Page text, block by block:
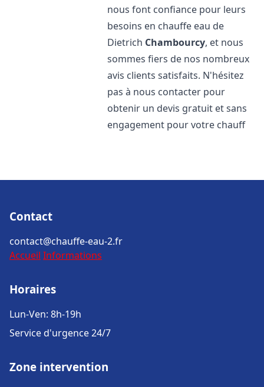
nous font confiance pour leurs
besoins en chauffe eau de
Dietrich Chambourcy, et nous
sommes fiers de nos nombreux
avis clients satisfaits. N'hésitez
pas à nous contacter pour
obtenir un devis gratuit et sans
engagement pour votre chauff
Contact
contact@chauffe-eau-2.fr
Accueil Informations
Horaires
Lun-Ven: 8h-19h
Service d'urgence 24/7
Zone intervention